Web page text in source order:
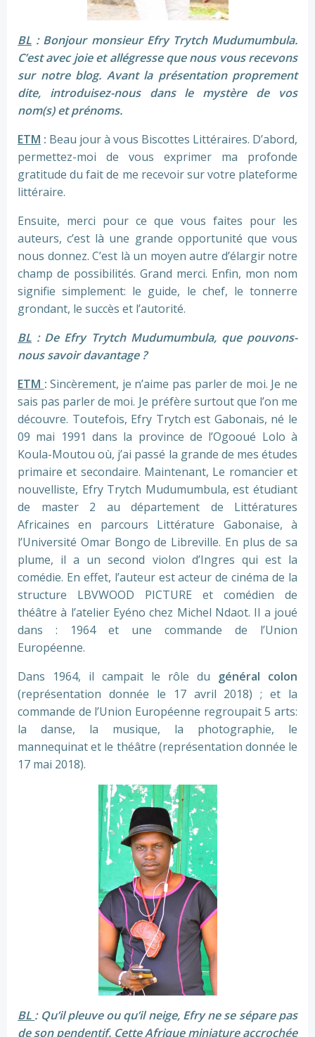
BL : Bonjour monsieur Efry Trytch Mudumumbula.
C’est avec joie et allégresse que nous vous recevons
sur notre blog. Avant la présentation proprement
dite, introduisez-nous dans le mystère de vos
nom(s) et prénoms.
ETM : Beau jour à vous Biscottes Littéraires. D’abord,
permettez-moi de vous exprimer ma profonde
gratitude du fait de me recevoir sur votre plateforme
littéraire.
Ensuite, merci pour ce que vous faites pour les
auteurs, c’est là une grande opportunité que vous
nous donnez. C’est là un moyen autre d’élargir notre
champ de possibilités. Grand merci. Enfin, mon nom
signifie simplement: le guide, le chef, le tonnerre
grondant, le succès et l’autorité.
BL : De Efry Trytch Mudumumbula, que pouvons-
nous savoir davantage ?
ETM :Sincèrement, je n’aime pas parler de moi. Je ne
sais pas parler de moi. Je préfère surtout que l’on me
découvre. Toutefois, Efry Trytch est Gabonais, né le
09 mai 1991 dans la province de l’Ogooué Lolo à
Koula-Moutou où, j’ai passé la grande de mes études
primaire et secondaire. Maintenant, Le romancier et
nouvelliste, Efry Trytch Mudumumbula, est étudiant
de master 2 au département de Littératures
Africaines en parcours Littérature Gabonaise, à
l’Université Omar Bongo de Libreville. En plus de sa
plume, il a un second violon d’Ingres qui est la
comédie. En effet, l’auteur est acteur de cinéma de la
structure LBVWOOD PICTURE et comédien de
théâtre à l’atelier Eyéno chez Michel Ndaot. Il a joué
dans : 1964 et une commande de l’Union
Européenne.
Dans 1964, il campait le rôle du général colon
(représentation donnée le 17 avril 2018) ; et la
commande de l’Union Européenne regroupait 5 arts:
la danse, la musique, la photographie, le
mannequinat et le théâtre (représentation donnée le
17 mai 2018).
BL : Qu’il pleuve ou qu’il neige, Efry ne se sépare pas
de son pendentif. Cette Afrique miniature accrochée